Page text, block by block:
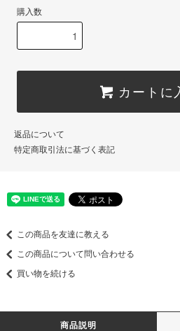
購入数
カートに
返品について
特定商取引法に基づく表記
この商品を友達に教える
この商品について問い合わせる
買い物を続ける
商品説明